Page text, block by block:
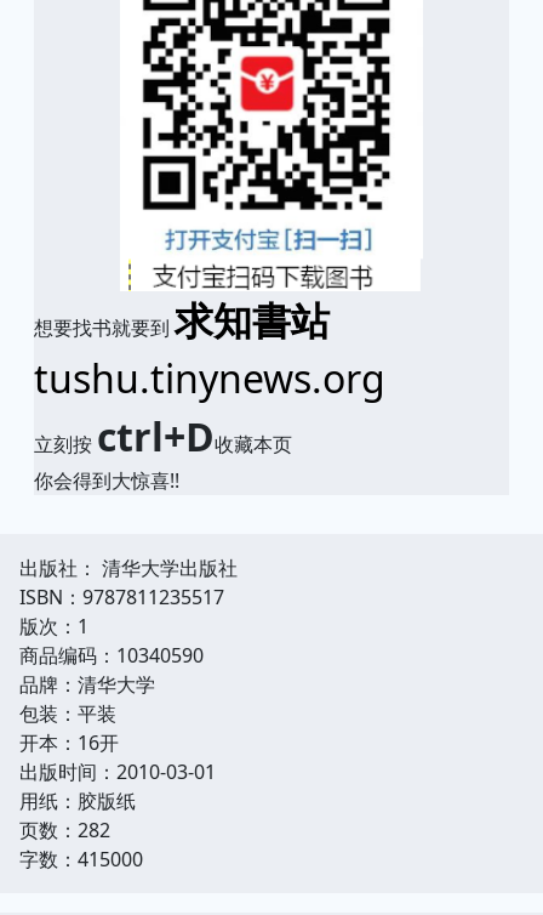
想要找书就要到求知書站
tushu.tinynews.org
立刻按 ctrl+D收藏本页
你会得到大惊喜!!
出版社： 清华大学出版社
ISBN：9787811235517
版次：1
商品编码：10340590
品牌：清华大学
包装：平装
开本：16开
出版时间：2010-03-01
用纸：胶版纸
页数：282
字数：415000